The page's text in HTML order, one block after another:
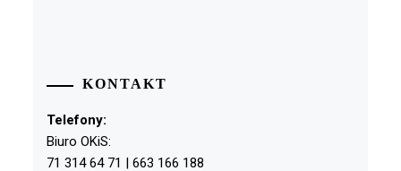
KONTAKT
Telefony:
Biuro OKiS:
71 314 64 71 | 663 166 188